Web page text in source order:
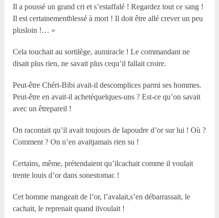
Il a poussé un grand cri et s’estaffalé ! Regardez tout ce sang !
Il est certainementblessé à mort ! Il doit être allé crever un peu
plusloin !… »
Cela touchait au sortilège, aumiracle ! Le commandant ne
disait plus rien, ne savait plus cequ’il fallait croire.
Peut-être Chéri-Bibi avait-il descomplices parmi ses hommes.
Peut-être en avait-il achetéquelques-uns ? Est-ce qu’on savait
avec un êtrepareil !
On racontait qu’il avait toujours de lapoudre d’or sur lui ! Où ?
Comment ? On n’en avaitjamais rien su !
Certains, même, prétendaient qu’ilcachait comme il voulait
trente louis d’or dans sonestomac !
Cet homme mangeait de l’or, l’avalait,s’en débarrassait, le
cachait, le reprenait quand ilvoulait !